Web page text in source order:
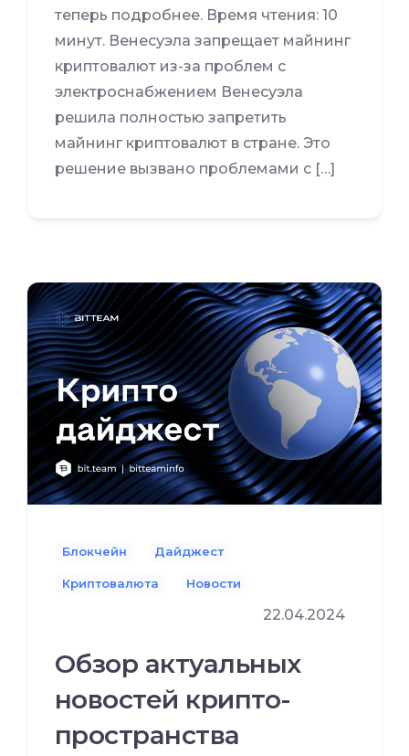
теперь подробнее. Время чтения: 10
минут. Венесуэла запрещает майнинг
криптовалют из-за проблем с
электроснабжением Венесуэла
решила полностью запретить
майнинг криптовалют в стране. Это
решение вызвано проблемами с […]
Блокчейн Дайджест
Криптовалюта Новости
22.04.2024
Обзор актуальных
новостей крипто-
пространства